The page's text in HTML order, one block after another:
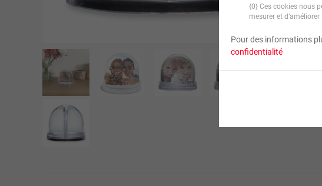
{0} Ces cookies nous
mesurer et
Pour des informations
confidentialité